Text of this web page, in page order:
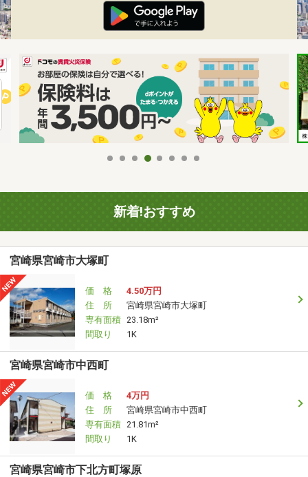
新着!おすすめ
宮崎県宮崎市大塚町
価 格
4.50万円
住 所
宮崎県宮崎市大塚町
専有面積 23.18m²
間取り
1K
宮崎県宮崎市中西町
価 格
4万円
住 所
宮崎県宮崎市中西町
専有面積 21.81m²
間取り
1K
宮崎県宮崎市下北方町塚原